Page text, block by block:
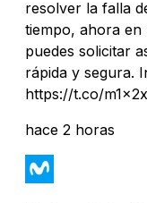
resolver la falla
tiempo, ahora
puedes solicitar
rápida y segura.
https://t.co/
hace 2 horas